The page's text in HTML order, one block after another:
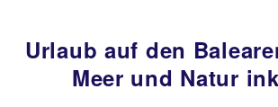
Urlaub auf den
Meer und Natur